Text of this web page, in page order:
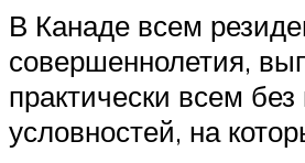
В Канаде всем
совершеннолетия,
практически всем
условностей, на